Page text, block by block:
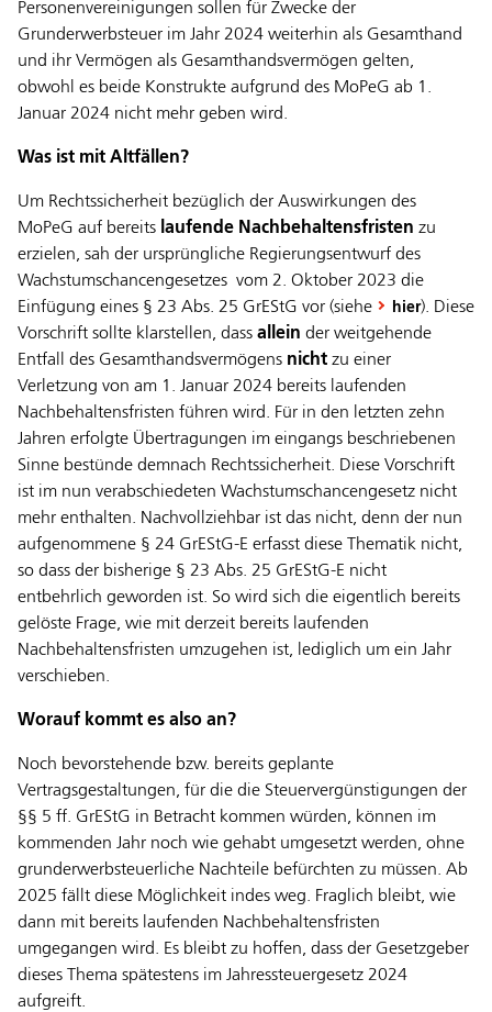
Personenvereinigungen sollen für Zwecke der
Grunderwerbsteuer im Jahr 2024 weiterhin als Gesamthand
und ihr Vermögen als Gesamthandsvermögen gelten,
obwohl es beide Konstrukte aufgrund des MoPeG ab 1.
Januar 2024 nicht mehr geben wird.
Was ist mit Altfällen?
Um Rechtssicherheit bezüglich der Auswirkungen des
MoPeG auf bereits laufende Nachbehaltensfristen zu
erzielen, sah der ursprüngliche Regierungsentwurf des
Wachstumschancengesetzes vom 2. Oktober 2023 die
Einfügung eines § 23 Abs. 25 GrEStG vor (siehe
hier). Diese
Vorschrift sollte klarstellen, dass allein der weitgehende
Entfall des Gesamthandsvermögens nicht zu einer
Verletzung von am 1. Januar 2024 bereits laufenden
Nachbehaltensfristen führen wird. Für in den letzten zehn
Jahren erfolgte Übertragungen im eingangs beschriebenen
Sinne bestünde demnach Rechtssicherheit. Diese Vorschrift
ist im nun verabschiedeten Wachstumschancengesetz nicht
mehr enthalten. Nachvollziehbar ist das nicht, denn der nun
aufgenommene § 24 GrEStG-E erfasst diese Thematik nicht,
so dass der bisherige § 23 Abs. 25 GrEStG-E nicht
entbehrlich geworden ist. So wird sich die eigentlich bereits
gelöste Frage, wie mit derzeit bereits laufenden
Nachbehaltensfristen umzugehen ist, lediglich um ein Jahr
verschieben.
Worauf kommt es also an?
Noch bevorstehende bzw. bereits geplante
Vertragsgestaltungen, für die die Steuervergünstigungen der
§§ 5 ff. GrEStG in Betracht kommen würden, können im
kommenden Jahr noch wie gehabt umgesetzt werden, ohne
grunderwerbsteuerliche Nachteile befürchten zu müssen. Ab
2025 fällt diese Möglichkeit indes weg. Fraglich bleibt, wie
dann mit bereits laufenden Nachbehaltensfristen
umgegangen wird. Es bleibt zu hoffen, dass der Gesetzgeber
dieses Thema spätestens im Jahressteuergesetz 2024
aufgreift.